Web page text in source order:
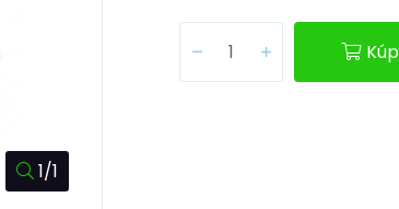
1/1